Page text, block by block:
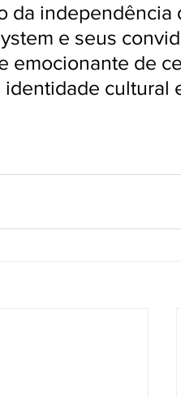
da independência
e seus
emocionante de
cultural